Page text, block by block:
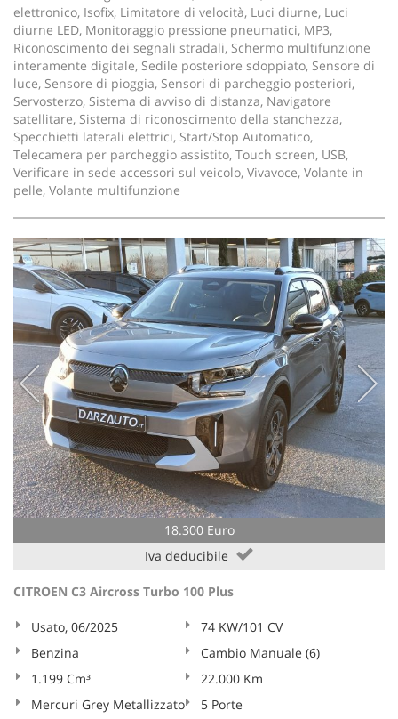
elettronico, Isofix, Limitatore di velocità, Luci diurne, Luci
diurne LED, Monitoraggio pressione pneumatici, MP3,
Riconoscimento dei segnali stradali, Schermo multifunzione
interamente digitale, Sedile posteriore sdoppiato, Sensore di
luce, Sensore di pioggia, Sensori di parcheggio posteriori,
Servosterzo, Sistema di avviso di distanza, Navigatore
satellitare, Sistema di riconoscimento della stanchezza,
Specchietti laterali elettrici, Start/Stop Automatico,
Telecamera per parcheggio assistito, Touch screen, USB,
Verificare in sede accessori sul veicolo, Vivavoce, Volante in
pelle, Volante multifunzione
18.300 Euro
Iva deducibile
CITROEN C3 Aircross Turbo 100 Plus
Usato, 06/2025
74 KW/101 CV
Benzina
Cambio Manuale (6)
1.199 Cm³
22.000 Km
Mercuri Grey Metallizzato
5 Porte